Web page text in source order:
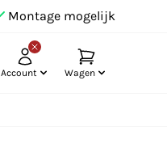
Montage mogelijk
Account Wagen